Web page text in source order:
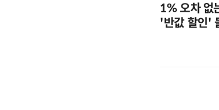
1% 오차 없
'반값 할인'